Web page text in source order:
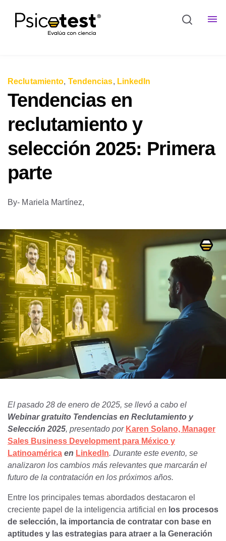
Reclutamiento, Tendencias, LinkedIn
Tendencias en
reclutamiento y
selección 2025: Primera
parte
By- Mariela Martínez,
El pasado 28 de enero de 2025, se llevó a cabo el
Webinar gratuito Tendencias en Reclutamiento y
Selección 2025, presentado por Karen Solano, Manager
Sales Business Development para México y
Latinoamérica en LinkedIn. Durante este evento, se
analizaron los cambios más relevantes que marcarán el
futuro de la contratación en los próximos años.
Entre los principales temas abordados destacaron el
creciente papel de la inteligencia artificial en los procesos
de selección, la importancia de contratar con base en
aptitudes y las estrategias para atraer a la Generación